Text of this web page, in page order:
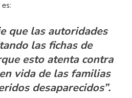
que las autoridades
las fichas de
esto atenta contra
vida de las familias
desaparecidos”.